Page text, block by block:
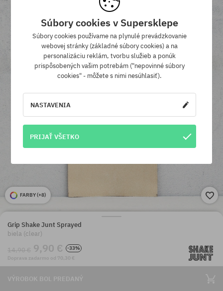
FARBY (+8)
Grip Shake Junt Sprayed
biela (clear)
14,90 € 9,90 €
-33%
Doprava zadarmo od 70,30 €
VÝROBOK BOL PREDANÝ
Súbory cookies v Supersklepe
Súbory cookies používame na plynulé prevádzkovanie
webovej stránky (základné súbory cookies) a na
personalizáciu reklám, tvorbu služieb a ponúk
prispôsobených vašim potrebám ("nepovinné súbory
cookies" - môžete s nimi nesúhlasiť).
NASTAVENIA
PRIJAŤ VŠETKO